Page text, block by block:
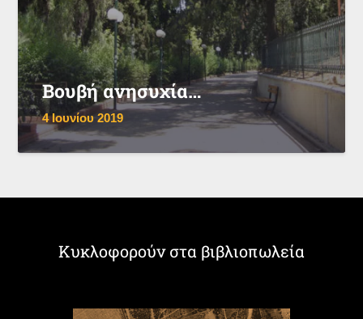
Βουβή ανησυχία…
4 Ιουνίου 2019
Κυκλοφορούν στα βιβλιοπωλεία